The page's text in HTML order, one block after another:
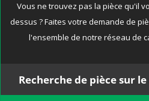
Vous ne trouvez pas la pièce qu'il
dessus ? Faites votre demande de
l'ensemble de notre réseau de
Recherche de pièce sur